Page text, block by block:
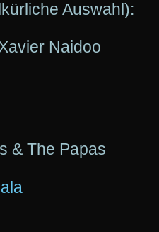
Auswahl):
Naidoo
& The Papas